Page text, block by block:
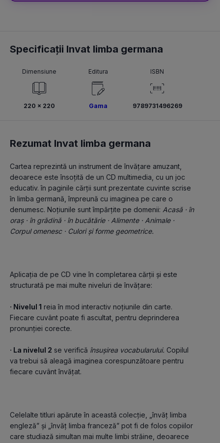
Specificații Invat limba germana
Dimensiune
220 × 220
Editura
Gama
ISBN
9789731496269
Rezumat Invat limba germana
Cartea reprezintă un instrument de învățare amuzant,
deoarece este însoțită de un CD multimedia, cu un joc
educativ. în paginile cărții sunt prezentate cuvinte scrise
în limba germană, împreună cu imaginea pe care o
denumesc. Noțiunile sunt împărțite pe domenii: Acasă · în
oraș · în grădină · în bucătărie · Alimente · Animale ·
Corpul omenesc · Culori și forme geometrice.
Aplicația de pe CD vine în completarea cărții și este
structurată pe mai multe niveluri de învățare:
· Nivelul 1 reia în mod interactiv noțiunile din carte.
Fiecare cuvânt poate fi ascultat, pentru deprinderea
pronunției corecte.
· La nivelul 2 se verifică însușirea vocabularului. Copilul
va trebui să aleagă imaginea corespunzătoare pentru
fiecare cuvânt învățat.
Celelalte titluri apărute în această colecție, „învăț limba
engleză” și „învăț limba franceză” pot fi de folos copiilor
care studiază simultan mai multe limbi străine, deoarece